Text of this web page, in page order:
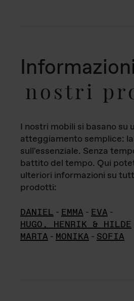
nostri
I nostri mobili si basano su
atteggiamento semplice:
sull'essenziale. Senza
battito del tempo. Qui
ulteriori informazioni su
prodotti:
DANIEL - EMMA - EVA -
HUGO, HENRIK & HILDE
MARTA - MONIKA - SOFIA